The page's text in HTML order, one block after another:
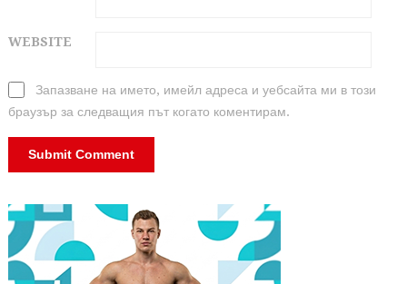
WEBSITE
Запазване на името, имейл адреса и уебсайта ми в този
браузър за следващия път когато коментирам.